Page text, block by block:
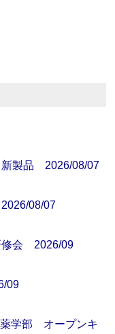
新製品 2026/08/07
08/07
修会 2026/09
09
学部 オープンキ